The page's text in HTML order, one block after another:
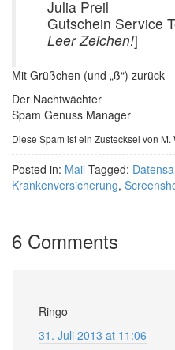
Julia Preil
Gutschein Service
Leer Zeichen!]
Mit Grüßchen (und „ß“) zurück
Der Nachtwächter
Spam Genuss Manager
Diese Spam ist ein Zustecksel von M.
Posted in: Mail Tagged:
Krankenversicherung,
6 Comments
Ringo
31. Juli 2013 at 11:06